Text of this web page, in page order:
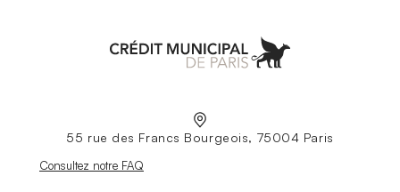
55 rue des Francs Bourgeois, 75004 Paris
Nouvelle fenêtre
Consultez notre FAQ